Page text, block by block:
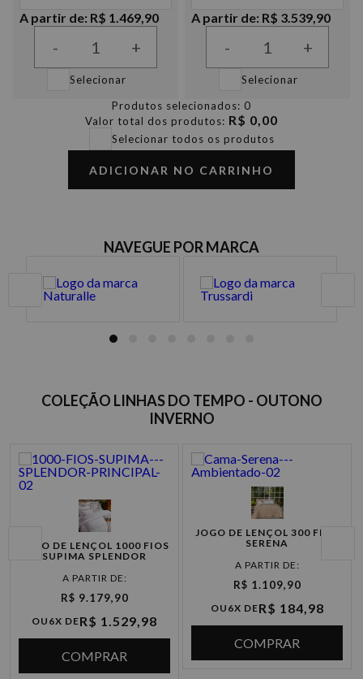
A partir de: R$ 1.469,90
- +
Selecionar
A partir de: R$ 3.539,90
- +
Selecionar
Produtos selecionados: 0
Valor total dos produtos: R$ 0,00
Selecionar todos os produtos
ADICIONAR NO CARRINHO
NAVEGUE POR MARCA
COLEÇÃO LINHAS DO TEMPO - OUTONO
INVERNO
JOGO DE LENÇOL 1000 FIOS
SUPIMA SPLENDOR
R$ 9.179,90
OU 6X DER$ 1.529,98
COMPRAR
JOGO DE LENÇOL 300 FIOS
SERENA
R$ 1.109,90
OU 6X DER$ 184,98
COMPRAR